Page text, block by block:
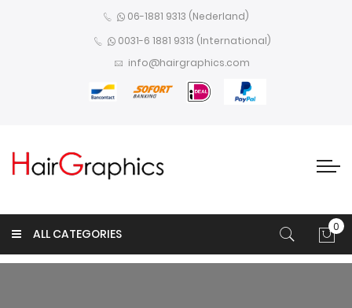
06-1881 9313 (Nederland)
0031-6 1881 9313 (International)
info@hairgraphics.com
ALL CATEGORIES 0